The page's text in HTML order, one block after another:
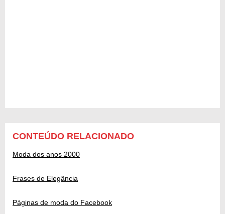
CONTEÚDO RELACIONADO
Moda dos anos 2000
Frases de Elegância
Páginas de moda do Facebook